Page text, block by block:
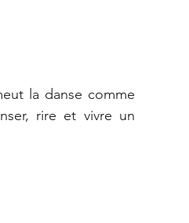
la danse comme
rire et vivre un